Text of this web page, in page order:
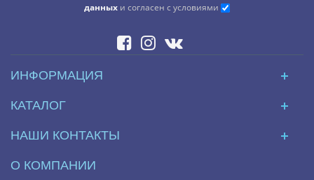
данных и согласен с условиями
ИНФОРМАЦИЯ
КАТАЛОГ
НАШИ КОНТАКТЫ
О КОМПАНИИ